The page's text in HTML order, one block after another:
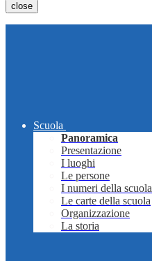
close
Scuola
Panoramica
Presentazione
I luoghi
Le persone
I numeri della scuola
Le carte della scuola
Organizzazione
La storia